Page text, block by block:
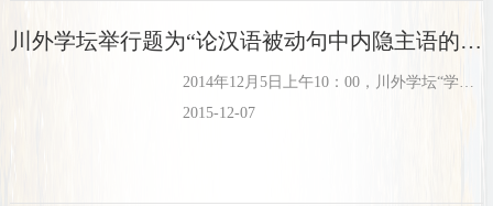
川外学坛举行题为“论汉语被动句中内隐主语的控制研究”的学术报告
2015-12-07